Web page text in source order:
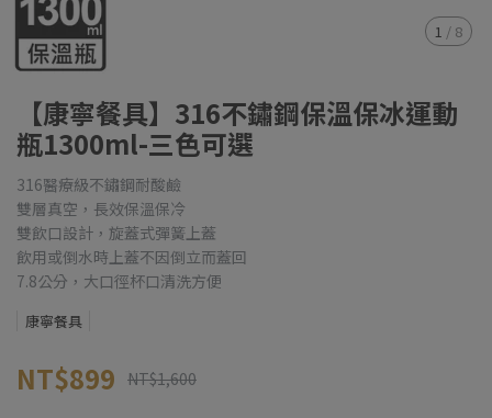
1 / 8
【康寧餐具】316不鏽鋼保溫保冰運動
瓶1300ml-三色可選
316醫療級不鏽鋼耐酸鹼
雙層真空，長效保溫保冷
雙飲口設計，旋蓋式彈簧上蓋
飲用或倒水時上蓋不因倒立而蓋回
7.8公分，大口徑杯口清洗方便
康寧餐具
NT$899 NT$1,600